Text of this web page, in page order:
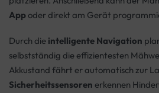
Appoder direkt am Gerät
Durch die intelligente Navigation
selbstständig die effizientesten
Akkustand fährt er automatisch zur
Sicherheitssensoren erkennen